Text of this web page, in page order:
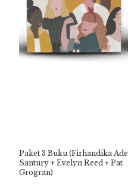
Paket 3 Buku (Firhandika Ade
Santury + Evelyn Reed + Pat
Grogran)